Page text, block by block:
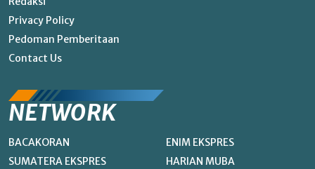
Privacy Policy
Pedoman Pemberitaan
Contact Us
NETWORK
BACAKORAN
SUMATERA EKSPRES
ENIM EKSPRES
HARIAN MUBA